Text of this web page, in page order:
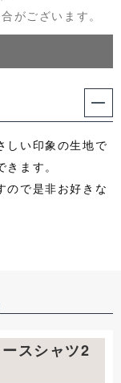
がございます。
しい印象の生地で
ます。
ので是非お好きな
スシャツ2